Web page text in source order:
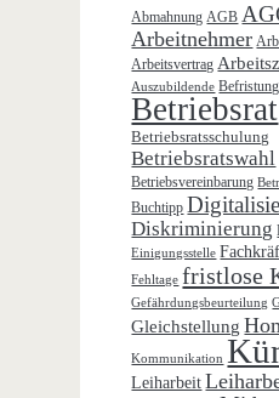
Abmahnung AGB
Arbeitnehmer
Arbeitsvertrag
Auszubildende Befristung
Betriebsrat
Betriebsratsschulung
Betriebsratswahl
Betriebsvereinbarung
Buchtipp
Diskriminierung
Einigungsstelle
Fehltage fristlose
Gefährdungsbeurteilung
Gleichstellung
Kommunikation
Leiharbeit